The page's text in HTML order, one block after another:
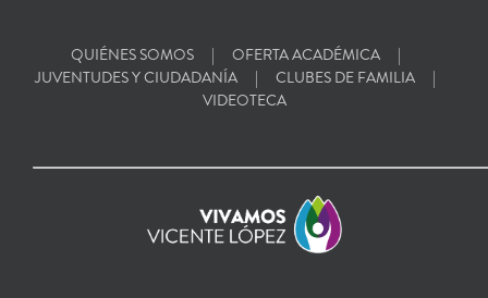
QUIÉNES SOMOS
OFERTA ACADÉMICA
JUVENTUDES Y CIUDADANÍA
CLUBES DE FAMILIA
VIDEOTECA